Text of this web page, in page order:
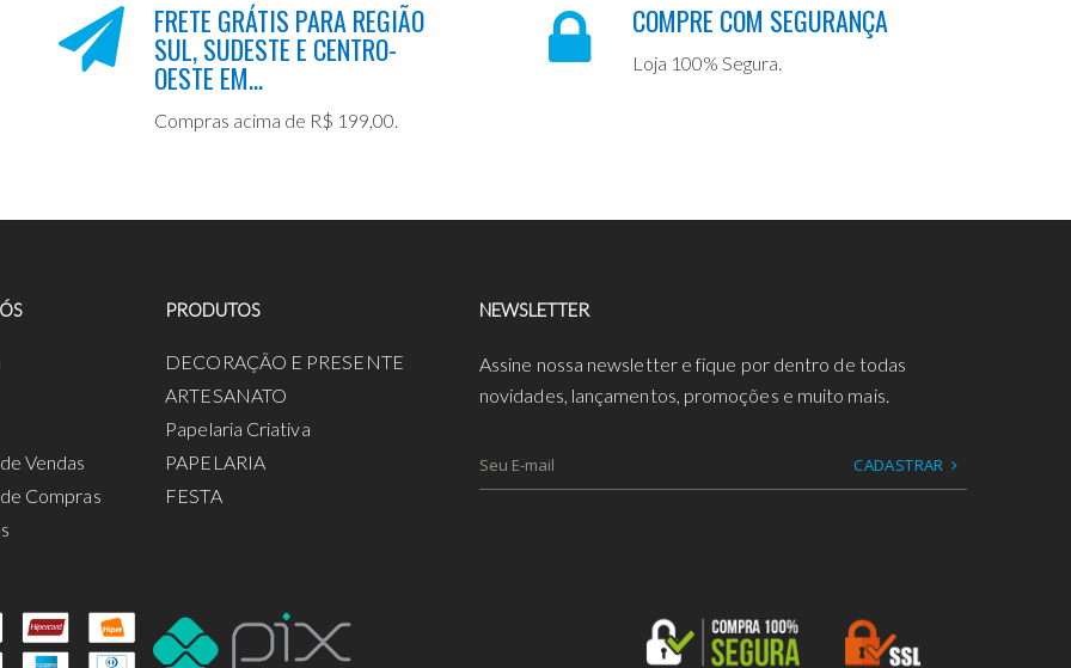
FRETE GRÁTIS PARA REGIÃO
SUL, SUDESTE E CENTRO-
OESTE EM...
Compras acima de R$ 199,00.
COMPRE COM SEGURANÇA
Loja 100% Segura.
Vendas
Compras
PRODUTOS
DECORAÇÃO E PRESENTE
ARTESANATO
Papelaria Criativa
PAPELARIA
FESTA
NEWSLETTER
Assine nossa newsletter e fique por dentro de todas
novidades, lançamentos, promoções e muito mais.
CADASTRAR